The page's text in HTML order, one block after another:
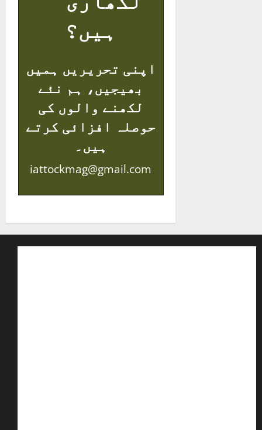
ہیں؟
اپنی تحریریں ہمیں
بھیجیں، ہم نئے
لکھنے والوں کی
حوصلہ افزائی کرتے
ہیں۔
iattockmag@gmail.com